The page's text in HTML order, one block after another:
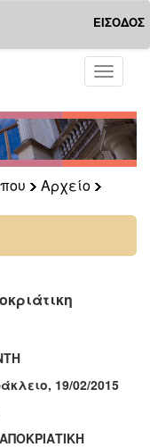
ΕΙΣΟΔΟΣ
Toggle
Αρχείο
19/02/2015